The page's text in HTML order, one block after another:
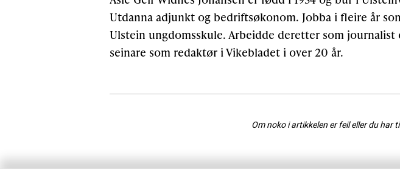
Utdanna adjunkt og bedriftsøkonom. Jobba i fleire år
Ulstein ungdomsskule. Arbeidde deretter som journalist
seinare som redaktør i Vikebladet i over 20 år.
Om noko i artikkelen er feil eller du har